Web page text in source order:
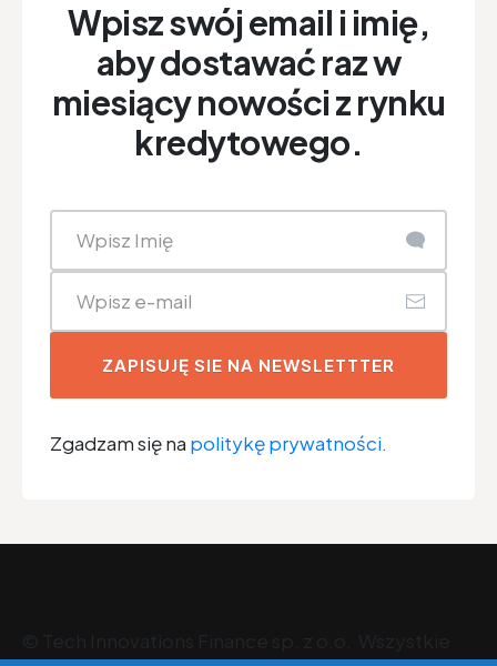
Wpisz swój email i imię,
aby dostawać raz w
miesiący nowości z rynku
kredytowego.
ZAPISUJĘ SIE NA NEWSLETTTER
Zgadzam się na politykę prywatności.